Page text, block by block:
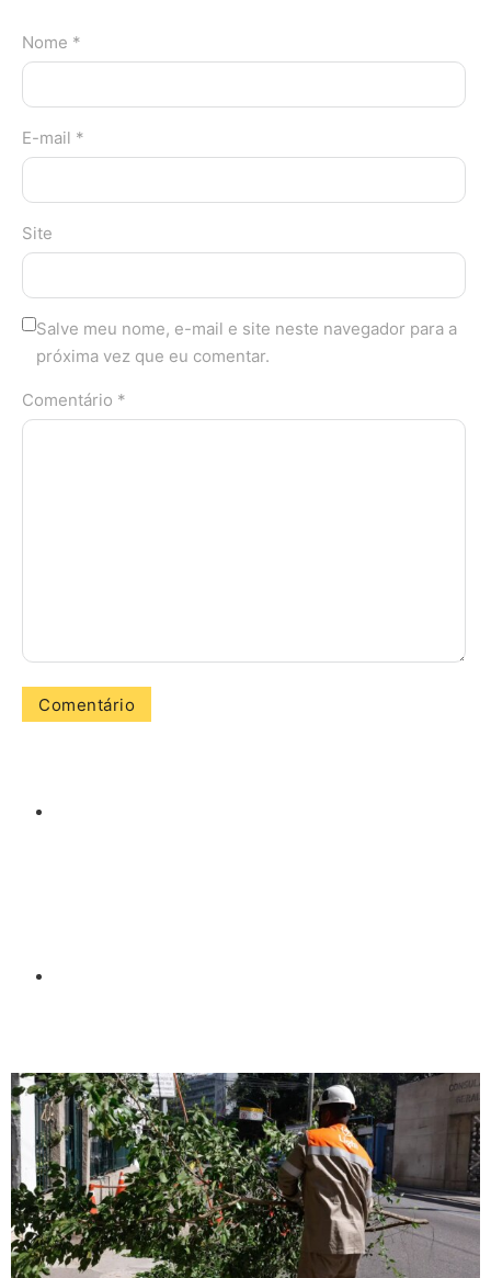
Nome *
E-mail *
Site
Salve meu nome, e-mail e site neste navegador para a
próxima vez que eu comentar.
Comentário *